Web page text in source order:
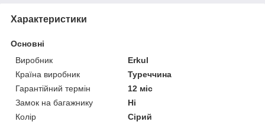
Характеристики
Основні
Виробник
Erkul
Країна виробник
Туреччина
Гарантійний термін
12 міс
Замок на багажнику
Ні
Колір
Сірий